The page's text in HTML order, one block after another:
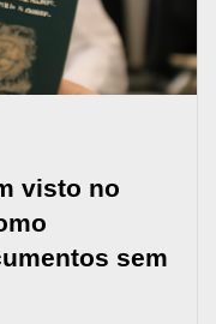
visto no
sem